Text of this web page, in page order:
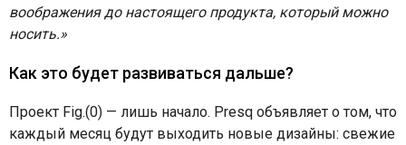
воображения до настоящего продукта, который можно
носить.»
Как это будет развиваться дальше?
Проект Fig.(0) — лишь начало. Presq объявляет о том, что
каждый месяц будут выходить новые дизайны: свежие